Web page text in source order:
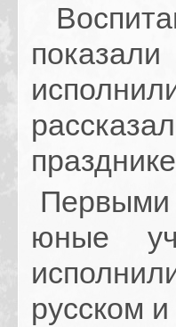
Первыми
юные
русском